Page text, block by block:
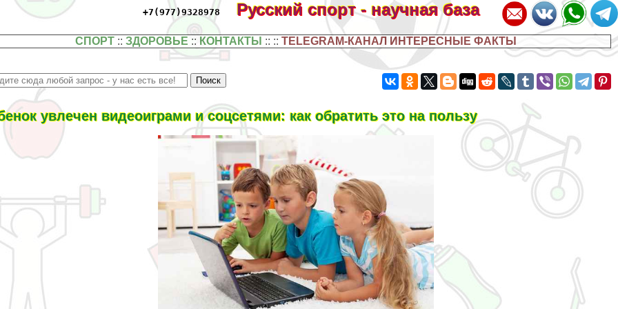
+7(977)9328978 Русский спорт - научная база
СПОРТ ::ЗДОРОВЬЕ :: КОНТАКТЫ :: ::TELEGRAM-КАНАЛ ИНТЕРЕСНЫЕ ФАКТЫ
увлечен видеоиграми и соцсетями: как обратить это на пользу